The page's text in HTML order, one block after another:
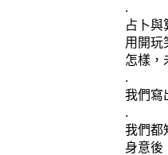
.
占卜與
用開玩
怎樣，
.
我們寫
.
我們都
身意後